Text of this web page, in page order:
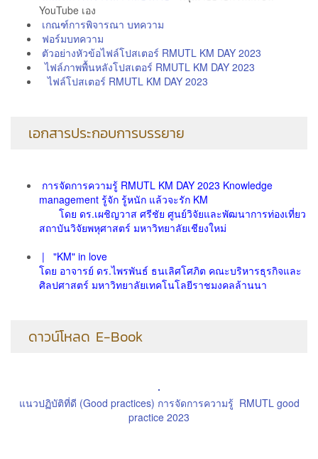
YouTube เอง
เกณฑ์การพิจารณา บทความ
ฟอร์มบทความ
ตัวอย่างหัวข้อไฟล์โปสเตอร์ RMUTL KM DAY 2023
ไฟล์ภาพพื้นหลังโปสเตอร์ RMUTL KM DAY 2023
ไฟล์โปสเตอร์ RMUTL KM DAY 2023
เอกสารประกอบการบรรยาย
การจัดการความรู้ RMUTL KM DAY 2023 Knowledge
management รู้จัก รู้หนัก แล้วจะรัก KM
โดย ดร.เผชิญวาส ศรีชัย ศูนย์วิจัยและพัฒนาการท่องเที่ยว
สถาบันวิจัยพหุศาสตร์ มหาวิทยาลัยเชียงใหม่
|
"KM" in love
โดย อาจารย์ ดร.ไพรพันธ์ ธนเลิศโศภิต คณะบริหารธุรกิจและ
ศิลปศาสตร์ มหาวิทยาลัยเทคโนโลยีราชมงคลล้านนา
ดาวน์โหลด E-Book
แนวปฏิบัติที่ดี (Good practices) การจัดการความรู้ RMUTL good
practice 2023